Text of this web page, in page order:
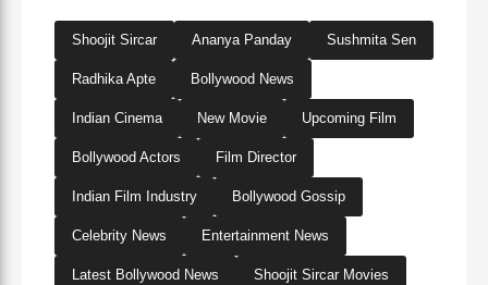
Shoojit Sircar Ananya Panday Sushmita Sen
Radhika Apte Bollywood News
Indian Cinema New Movie Upcoming Film
Bollywood Actors Film Director
Indian Film Industry Bollywood Gossip
Celebrity News Entertainment News
Latest Bollywood News Shoojit Sircar Movies